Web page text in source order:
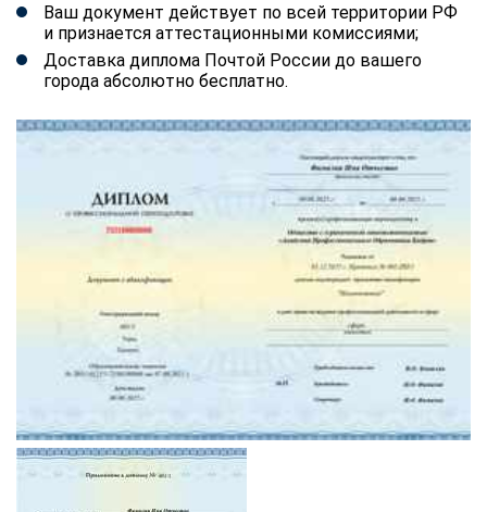
Ваш документ действует по всей территории РФ
и признается аттестационными комиссиями;
Доставка диплома Почтой России до вашего
города абсолютно бесплатно.